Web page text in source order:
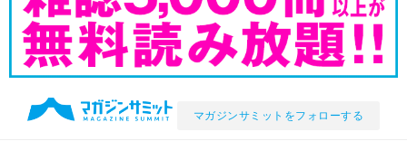
マガジンサミットをフォローする